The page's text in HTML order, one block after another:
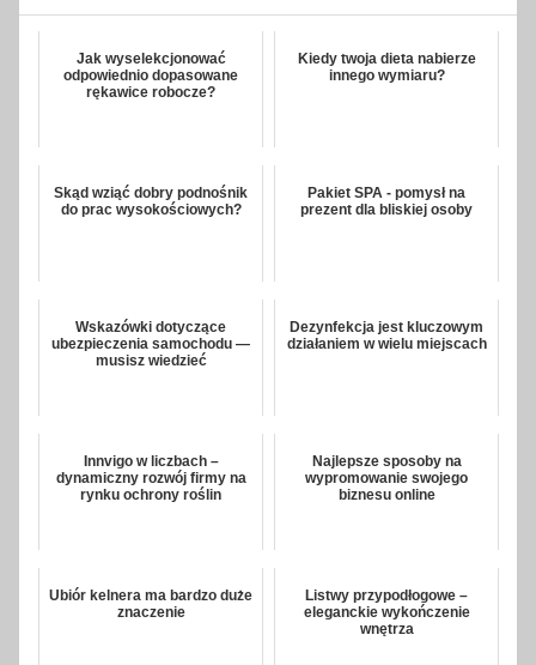
Jak wyselekcjonować
odpowiednio dopasowane
rękawice robocze?
Kiedy twoja dieta nabierze
innego wymiaru?
Skąd wziąć dobry podnośnik
do prac wysokościowych?
Pakiet SPA - pomysł na
prezent dla bliskiej osoby
Wskazówki dotyczące
ubezpieczenia samochodu —
musisz wiedzieć
Dezynfekcja jest kluczowym
działaniem w wielu miejscach
Innvigo w liczbach –
dynamiczny rozwój firmy na
rynku ochrony roślin
Najlepsze sposoby na
wypromowanie swojego
biznesu online
Ubiór kelnera ma bardzo duże
znaczenie
Listwy przypodłogowe –
eleganckie wykończenie
wnętrza